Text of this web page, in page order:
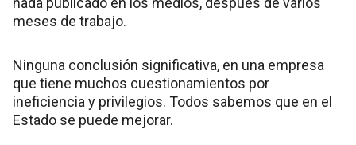
meses de trabajo.
Ninguna conclusión significativa, en una empresa
que tiene muchos cuestionamientos por
ineficiencia y privilegios. Todos sabemos que en el
Estado se puede mejorar.